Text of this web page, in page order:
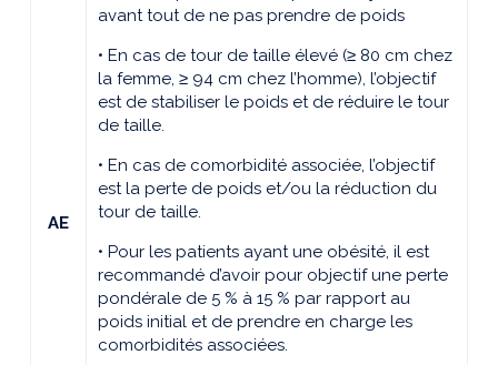
AE
avant tout de ne pas prendre de poids
• En cas de tour de taille élevé (≥ 80 cm chez
la femme, ≥ 94 cm chez l’homme), l’objectif
est de stabiliser le poids et de réduire le tour
de taille.
• En cas de comorbidité associée, l’objectif
est la perte de poids et/ou la réduction du
tour de taille.
• Pour les patients ayant une obésité, il est
recommandé d’avoir pour objectif une perte
pondérale de 5 % à 15 % par rapport au
poids initial et de prendre en charge les
comorbidités associées.